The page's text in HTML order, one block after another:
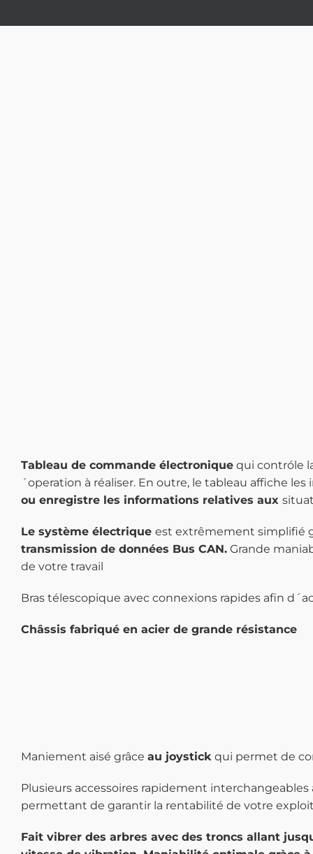
Tableau de commande électroniquequi contróle
´operation à réaliser. En outre, le tableau affiche les
ou enregistre les informations relatives aux
Le système électrique est extrêmement simplifié
transmission de données Bus CAN.Grande
de votre travail
Bras télescopique avec connexions rapides afin
Châssis fabriqué en acier de grande résistance
Maniement aisé grâce au joystick qui permet de
Plusieurs accessoires rapidement interchangeables
permettant de garantir la rentabilité de votre
Fait vibrer des arbres avec des troncs allant